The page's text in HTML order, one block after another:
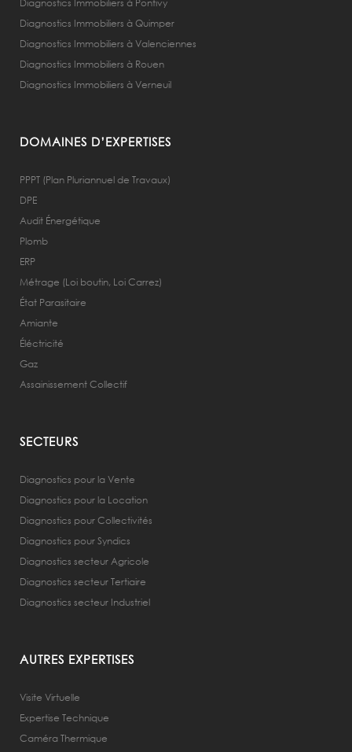
Diagnostics Immobiliers à Quimper
Diagnostics Immobiliers à Valenciennes
Diagnostics Immobiliers à Rouen
Diagnostics Immobiliers à Verneuil
DOMAINES D’EXPERTISES
PPPT (Plan Pluriannuel de Travaux)
DPE
Audit Énergétique
Plomb
ERP
Métrage (Loi boutin, Loi Carrez)
État Parasitaire
Amiante
Éléctricité
Gaz
Assainissement Collectif
SECTEURS
Diagnostics pour la Vente
Diagnostics pour la Location
Diagnostics pour Collectivités
Diagnostics pour Syndics
Diagnostics secteur Agricole
Diagnostics secteur Tertiaire
Diagnostics secteur Industriel
AUTRES EXPERTISES
Visite Virtuelle
Expertise Technique
Caméra Thermique